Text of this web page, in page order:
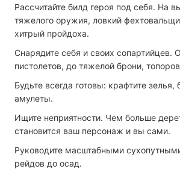
Рассчитайте билд героя под себя. На
тяжелого оружия, ловкий
хитрый пройдоха.
Снарядите себя и своих сопартийцев.
пистолетов, до тяжелой брони,
Будьте всегда готовы: крафтите
амулеты.
Ищите неприятности. Чем больше
становится ваш персонаж и вы сами.
Руководите масштабными
рейдов до осад.